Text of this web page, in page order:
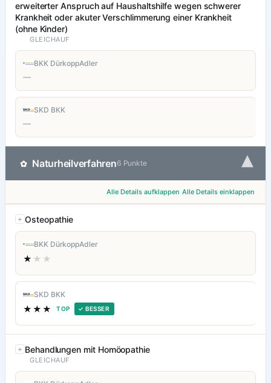
erweiterter Anspruch auf Haushaltshilfe wegen schwerer
Krankheit oder akuter Verschlimmerung einer Krankheit
(ohne Kinder)
GLEICHAUF
BKK DürkoppAdler
—
SKD BKK
—
✿ Naturheilverfahren6 Punkte ▾
Alle Details aufklappen Alle Details einklappen
Osteopathie
BKK DürkoppAdler
★ ★★
SKD BKK
★★★ TOP ✓ BESSER
Behandlungen mit Homöopathie
GLEICHAUF